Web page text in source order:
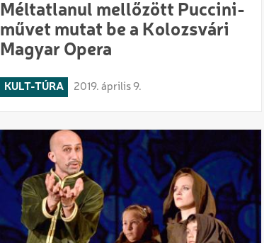
Méltatlanul mellőzött Puccini-
művet mutat be a Kolozsvári
Magyar Opera
KULT-TÚRA 2019. április 9.